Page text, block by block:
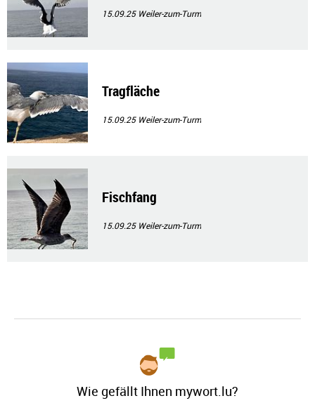
15.09.25 Weiler-zum-Turm
Tragfläche
15.09.25 Weiler-zum-Turm
Fischfang
15.09.25 Weiler-zum-Turm
Wie gefällt Ihnen mywort.lu?